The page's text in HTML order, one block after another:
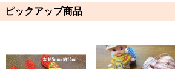
ピックアップ商品